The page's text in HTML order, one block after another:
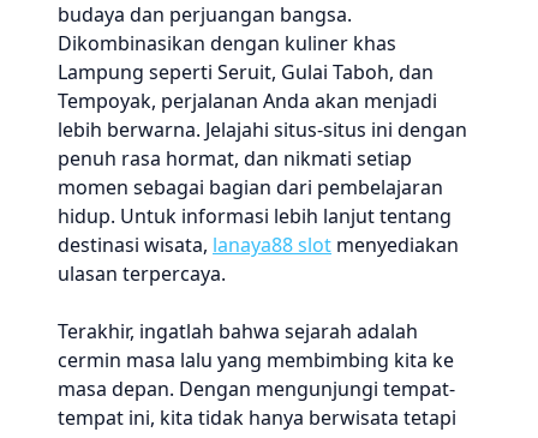
budaya dan perjuangan bangsa.
Dikombinasikan dengan kuliner khas
Lampung seperti Seruit, Gulai Taboh, dan
Tempoyak, perjalanan Anda akan menjadi
lebih berwarna. Jelajahi situs-situs ini dengan
penuh rasa hormat, dan nikmati setiap
momen sebagai bagian dari pembelajaran
hidup. Untuk informasi lebih lanjut tentang
destinasi wisata, lanaya88 slot menyediakan
ulasan terpercaya.
Terakhir, ingatlah bahwa sejarah adalah
cermin masa lalu yang membimbing kita ke
masa depan. Dengan mengunjungi tempat-
tempat ini, kita tidak hanya berwisata tetapi